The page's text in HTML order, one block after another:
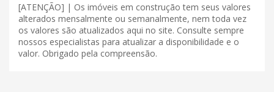
[ATENÇÃO] | Os imóveis em construção tem seus valores
alterados mensalmente ou semanalmente, nem toda vez
os valores são atualizados aqui no site. Consulte sempre
nossos especialistas para atualizar a disponibilidade e o
valor. Obrigado pela compreensão.